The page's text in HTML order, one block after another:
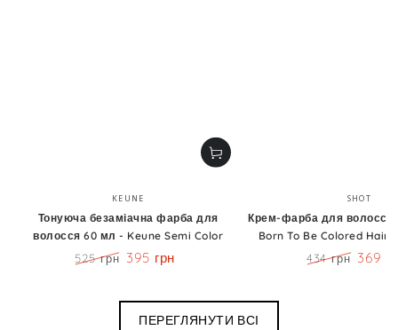
Бренд:
KEUNE
Тонуюча безаміачна фарба для
волосся 60 мл - Keune Semi Color
525 грн 395 грн
SHOT
Крем-фарба для волосся
Born To Be Colored Hair
434 грн 369
ПЕРЕГЛЯНУТИ ВСІ